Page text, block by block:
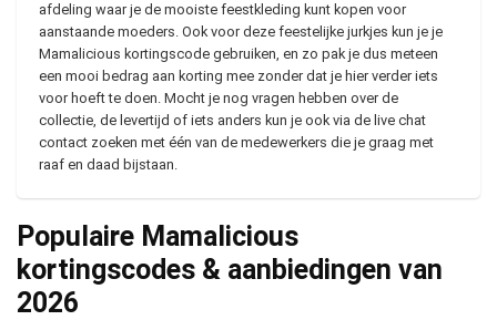
afdeling waar je de mooiste feestkleding kunt kopen voor
aanstaande moeders. Ook voor deze feestelijke jurkjes kun je je
Mamalicious kortingscode gebruiken, en zo pak je dus meteen
een mooi bedrag aan korting mee zonder dat je hier verder iets
voor hoeft te doen. Mocht je nog vragen hebben over de
collectie, de levertijd of iets anders kun je ook via de live chat
contact zoeken met één van de medewerkers die je graag met
raaf en daad bijstaan.
Populaire Mamalicious
kortingscodes & aanbiedingen van
2026